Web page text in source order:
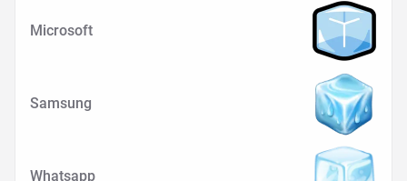
Microsoft
Samsung
Whatsapp